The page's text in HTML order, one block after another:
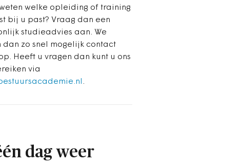
welke opleiding of training
bij u past? Vraag dan een
studieadvies aan. We
dan zo snel mogelijk contact
Heeft u vragen dan kunt u ons
via
.
dag weer